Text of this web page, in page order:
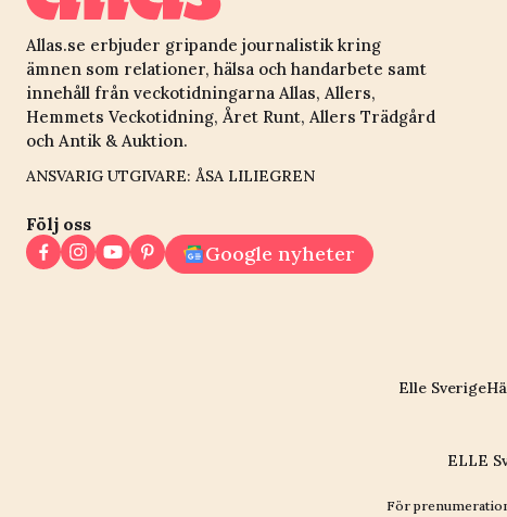
Allas.se erbjuder gripande journalistik kring
ämnen som relationer, hälsa och handarbete samt
innehåll från veckotidningarna Allas, Allers,
Hemmets Veckotidning, Året Runt, Allers Trädgård
och Antik & Auktion.
ANSVARIG UTGIVARE: ÅSA LILIEGREN
Följ oss
Google nyheter
Elle Sverige
ELLE
För